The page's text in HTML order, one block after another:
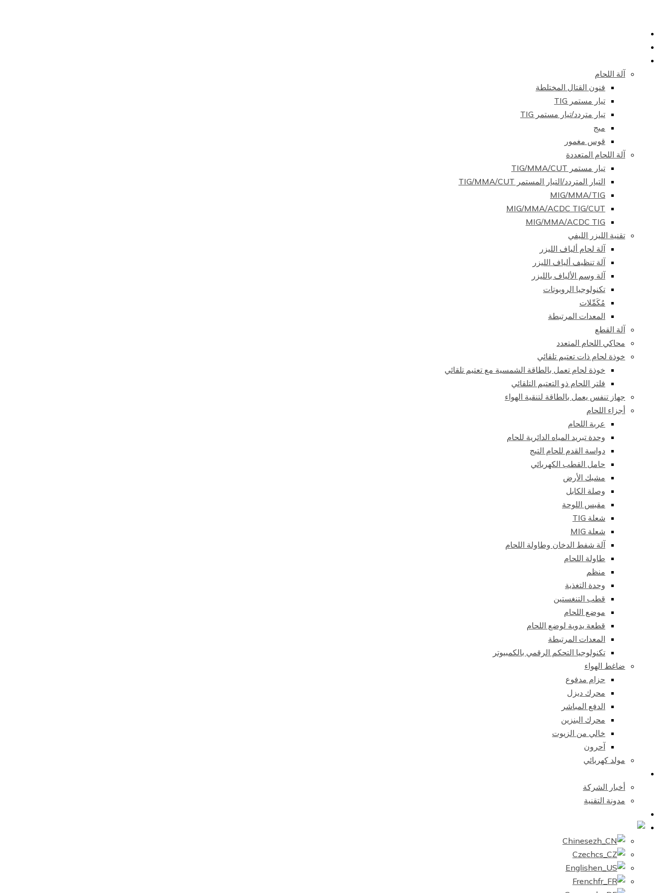
آلة اللحام
فنون القتال المختلطة
تيار مستمر TIG
تيار متردد/تيار مستمر TIG
ميج
قوس مغمور
آلة اللحام المتعددة
تيار مستمر TIG/MMA/CUT
التيار المتردد/التيار المستمر TIG/MMA/CUT
MIG/MMA/TIG
MIG/MMA/ACDC TIG/CUT
MIG/MMA/ACDC TIG
تقنية الليزر الليفي
آلة لحام ألياف الليزر
آلة تنظيف ألياف الليزر
آلة وسم الألياف بالليزر
تكنولوجيا الروبوتات
مُكَمِّلات
المعدات المرتبطة
آلة القطع
محاكي اللحام المتعدد
خوذة لحام ذات تعتيم تلقائي
خوذة لحام تعمل بالطاقة الشمسية مع تعتيم تلقائي
فلتر اللحام ذو التعتيم التلقائي
جهاز تنفس يعمل بالطاقة لتنقية الهواء
أجزاء اللحام
عربة اللحام
وحدة تبريد المياه الدائرية للحام
دواسة القدم للحام التيج
حامل القطب الكهربائي
مشبك الأرض
وصلة الكابل
مقبس اللوحة
شعلة TIG
شعلة MIG
آلة شفط الدخان وطاولة اللحام
طاولة اللحام
منظم
وحدة التغذية
قطب التنغستين
موضع اللحام
قطعة يدوية لوضع اللحام
المعدات المرتبطة
تكنولوجيا التحكم الرقمي بالكمبيوتر
ضاغط الهواء
حزام مدفوع
محرك ديزل
الدفع المباشر
محرك البنزين
خالي من الزيوت
آحرون
مولد كهربائي
أخبار الشركة
مدونة التقنية
Chinese
Czech
English
French